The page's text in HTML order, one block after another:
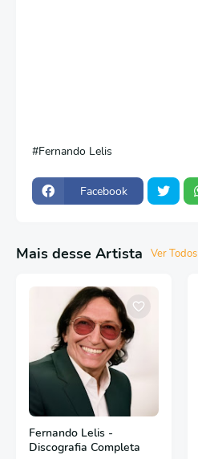
Fernando Lelis
Facebook
Mais desse Artista Ver Todos
Fernando Lelis -
Discografia Completa